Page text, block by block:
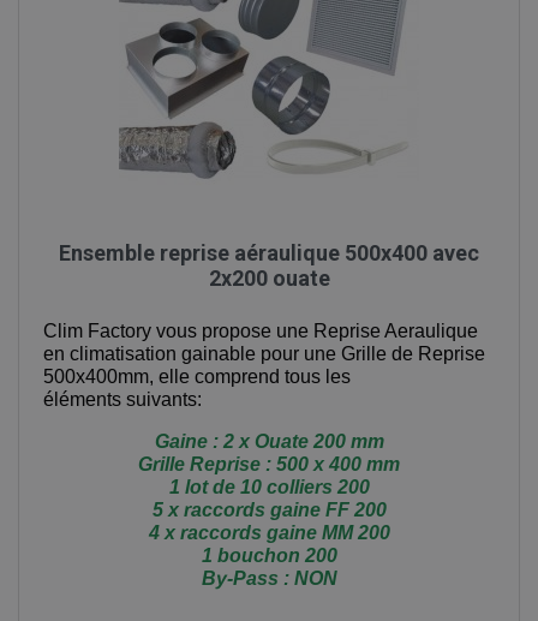
Ensemble reprise aéraulique 500x400 avec
2x200 ouate
Clim Factory vous propose une Reprise Aeraulique
en climatisation gainable pour une Grille de Reprise
500x400mm, elle comprend tous les
éléments suivants:
Gaine : 2 x Ouate 200 mm
Grille Reprise : 500 x 400 mm
1 lot de 10 colliers 200
5 x raccords gaine FF 200
4 x raccords gaine MM 200
1 bouchon 200
By-Pass : NON